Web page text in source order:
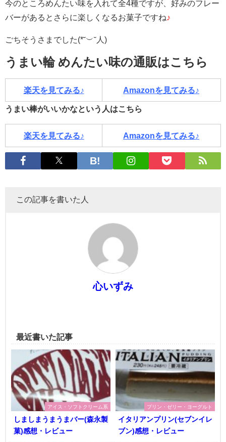
今のところめんたい味を入れて全4種ですが、好みのフレー
バーがあるとさらに楽しくなるお菓子ですね ♪
ごちそうさまでした(*˘︶˘人)
うまい輪 めんたい味の通販はこちら
楽天を見てみる♪ Amazonを見てみる♪
うまい棒がいいかなという人はこちら
楽天を見てみる♪ Amazonを見てみる♪
この記事を書いた人
心いずみ
最近書いた記事
アイス・ソフトクリーム系
しましまうまうまバー(森永製
菓)感想・レビュー
プリン・ゼリー・ヨーグルト
イタリアンプリン(セブンイレ
ブン)感想・レビュー